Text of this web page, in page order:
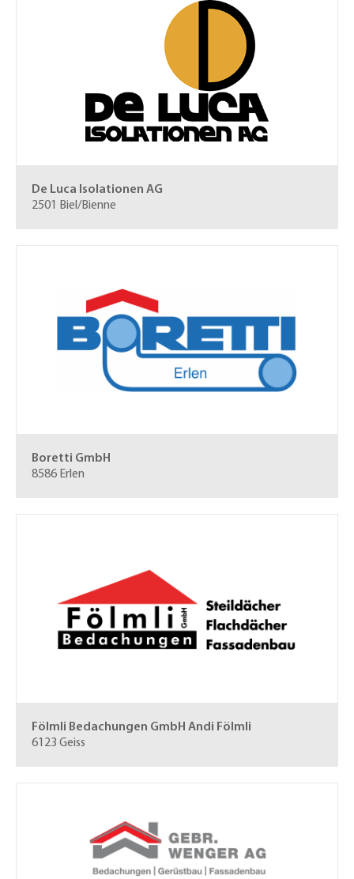
De Luca Isolationen AG
2501 Biel/Bienne
Boretti GmbH
8586 Erlen
Fölmli Bedachungen GmbH Andi Fölmli
6123 Geiss